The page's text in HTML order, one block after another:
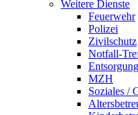
Weitere Dienste
Feuerwehr
Polizei
Zivilschutz
Notfall-
Entsorgung
MZH
Soziales /